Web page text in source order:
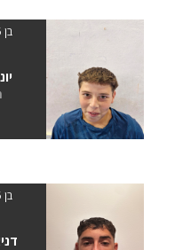
בן 15 | 1.70
בן 15 | 1.74